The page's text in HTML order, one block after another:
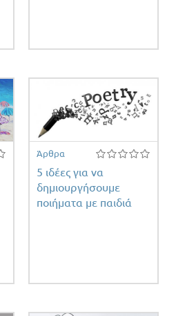
Άρθρα
5 ιδέες για να
δημιουργήσουμε
ποιήματα με παιδιά